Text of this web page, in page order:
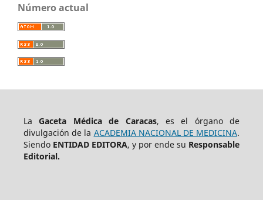
Número actual
LaGaceta Médica de Caracas, es el órgano de
divulgación de la ACADEMIA NACIONAL DE MEDICINA.
Siendo ENTIDAD EDITORA, y por ende su Responsable
Editorial.